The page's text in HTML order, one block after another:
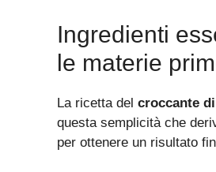
Ingredienti
le materie
La ricetta del croccante
questa semplicità che
per ottenere un risultato